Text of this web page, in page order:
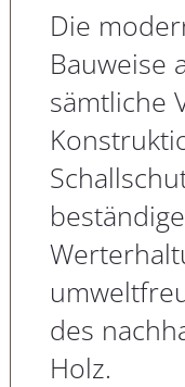
Die
Bauweise
sämtliche
des
Holz.